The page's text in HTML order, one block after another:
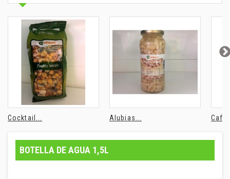
Cocktail... Alubias... Café
BOTELLA DE AGUA 1,5L